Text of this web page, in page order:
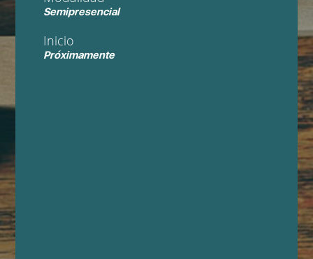
Semipresencial
Inicio
Próximamente